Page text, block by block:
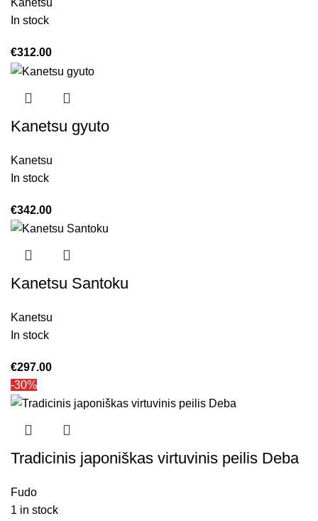
Kanetsu
In stock
€312.00
Kanetsu gyuto
Kanetsu
In stock
€342.00
Kanetsu Santoku
Kanetsu
In stock
€297.00
-30%
Tradicinis japoniškas virtuvinis peilis Deba
Fudo
1 in stock